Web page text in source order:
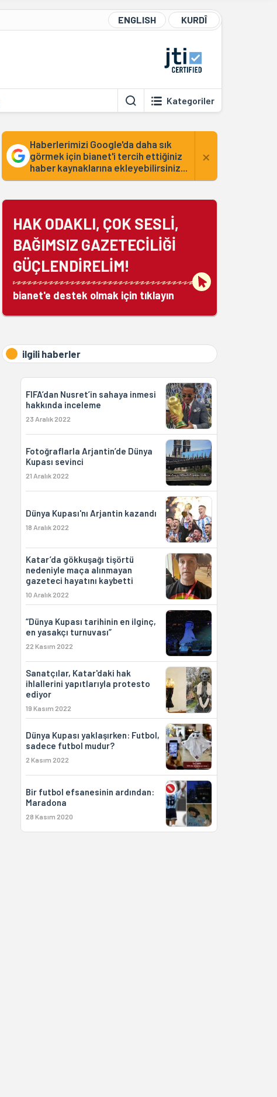
ENGLISH KURDÎ
Kategoriler
Haberlerimizi Google'da daha sık
görmek için bianet'i tercih ettiğiniz
haber kaynaklarına ekleyebilirsiniz...
×
HAK ODAKLI, ÇOK SESLİ,
BAĞIMSIZ GAZETECİLİĞİ
GÜÇLENDİRELİM!
bianet'e destek olmak için tıklayın
ilgili haberler
FIFA’dan Nusret’in sahaya inmesi
hakkında inceleme
23 Aralık 2022
Fotoğraflarla Arjantin’de Dünya
Kupası sevinci
21 Aralık 2022
Dünya Kupası'nı Arjantin kazandı
18 Aralık 2022
Katar’da gökkuşağı tişörtü
nedeniyle maça alınmayan
gazeteci hayatını kaybetti
10 Aralık 2022
“Dünya Kupası tarihinin en ilginç,
en yasakçı turnuvası”
22 Kasım 2022
Sanatçılar, Katar'daki hak
ihlallerini yapıtlarıyla protesto
ediyor
19 Kasım 2022
Dünya Kupası yaklaşırken: Futbol,
sadece futbol mudur?
2 Kasım 2022
Bir futbol efsanesinin ardından:
Maradona
28 Kasım 2020